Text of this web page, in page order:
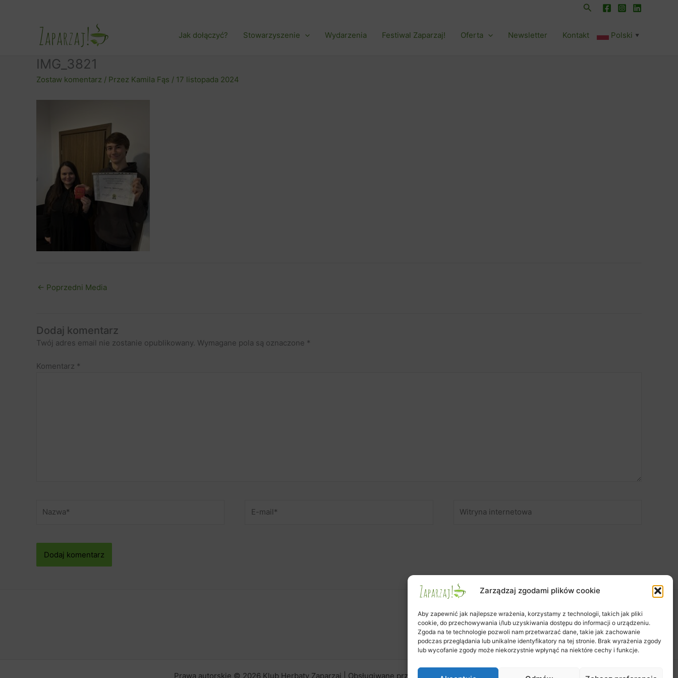
Zarządzaj zgodami plików cookie
Aby zapewnić jak najlepsze wrażenia, korzystamy z technologii, takich jak pliki
cookie, do przechowywania i/lub uzyskiwania dostępu do informacji o urządzeniu.
Zgoda na te technologie pozwoli nam przetwarzać dane, takie jak zachowanie
podczas przeglądania lub unikalne identyfikatory na tej stronie. Brak wyrażenia zgody
lub wycofanie zgody może niekorzystnie wpłynąć na niektóre cechy i funkcje.
Szukaj
Jak dołączyć? Stowarzyszenie Wydarzenia Festiwal Zaparzaj! Oferta Newsletter Kontakt Polski ▼
IMG_3821
Zostaw komentarz / Przez Kamila Fąs / 17 listopada 2024
← Poprzedni Media
Dodaj komentarz
Twój adres email nie zostanie opublikowany. Wymagane pola są oznaczone *
Komentarz *
mail*
internetowa
Zapisy na warsztaty Zamówienie
Koszyk
Moje konto
Polityka plików cookies (EU)
Prawa autorskie © 2026 Klub Herbaty Zaparzaj | Obsługiwane przez Motyw Astra WordPress